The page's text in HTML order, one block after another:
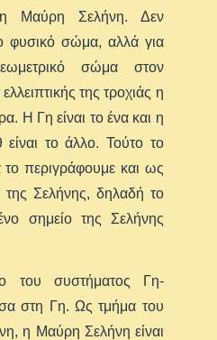
η Μαύρη Σελήνη. Δεν
φυσικό σώμα, αλλά για
σώμα στον
της τροχιάς η
Η Γη είναι το ένα και η
το άλλο. Τούτο το
περιγράφουμε και ως
της Σελήνης, δηλαδή το
σημείο της Σελήνης
του συστήματος Γη-
στη Γη. Ως τμήμα του
η Μαύρη Σελήνη είναι